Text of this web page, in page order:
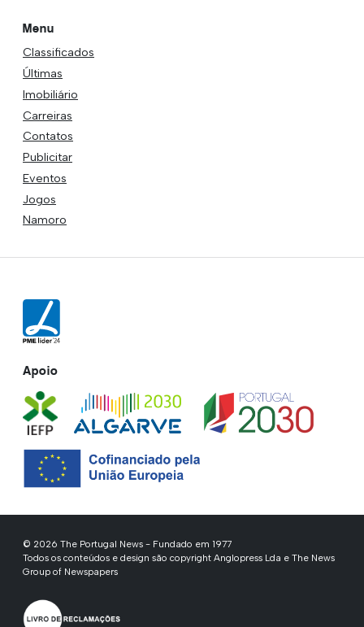
Menu
Classificados
Últimas
Imobiliário
Carreiras
Contatos
Publicitar
Eventos
Jogos
Namoro
Apoio
© 2026 The Portugal News - Fundado em 1977
Todos os conteúdos e design são copyright Anglopress Lda e The News
Group of Newspapers